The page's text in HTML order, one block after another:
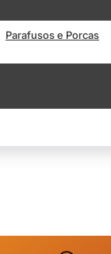
Parafusos e Porcas